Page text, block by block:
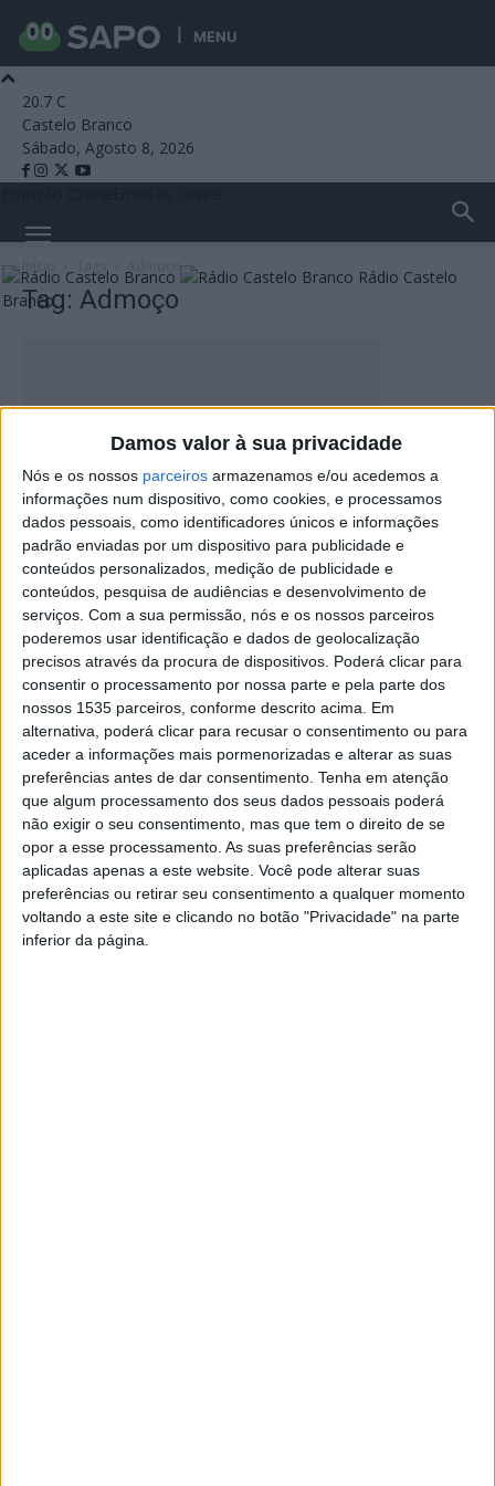
MENU
Damos valor à sua privacidade
Nós e os nossos parceiros armazenamos e/ou acedemos a
informações num dispositivo, como cookies, e processamos
dados pessoais, como identificadores únicos e informações
padrão enviadas por um dispositivo para publicidade e
conteúdos personalizados, medição de publicidade e
conteúdos, pesquisa de audiências e desenvolvimento de
serviços. Com a sua permissão, nós e os nossos parceiros
poderemos usar identificação e dados de geolocalização
precisos através da procura de dispositivos. Poderá clicar para
consentir o processamento por nossa parte e pela parte dos
nossos 1535 parceiros, conforme descrito acima. Em
alternativa, poderá clicar para recusar o consentimento ou para
aceder a informações mais pormenorizadas e alterar as suas
preferências antes de dar consentimento. Tenha em atenção
que algum processamento dos seus dados pessoais poderá
não exigir o seu consentimento, mas que tem o direito de se
opor a esse processamento. As suas preferências serão
aplicadas apenas a este website. Você pode alterar suas
preferências ou retirar seu consentimento a qualquer momento
voltando a este site e clicando no botão "Privacidade" na parte
inferior da página.
20.7 C
Castelo Branco
Sábado, Agosto 8, 2026
Rádio Castelo
Branco
Admoço
Tag: Admoço
2º Encontro Interassociações da Freguesia
de Cambas juntou 150 participantes
Rádio Castelo Branco 23 de Maio, 2025
Secretário de Estado visita local da estrada
cortada em Admoço e...
Rádio Castelo Branco - 1 de Fevereiro, 2024